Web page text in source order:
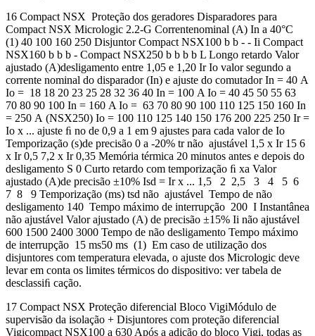
16 Compact NSX Proteção dos geradores Disparadores para
Compact NSX Micrologic 2.2-G Correntenominal (A) In a 40°C
(1) 40 100 160 250 Disjuntor Compact NSX100 b b - - Ii Compact
NSX160 b b b - Compact NSX250 b b b b L Longo retardo Valor
ajustado (A)desligamento entre 1,05 e 1,20 Ir Io valor segundo a
corrente nominal do disparador (In) e ajuste do comutador In = 40 A
Io = 18 18 20 23 25 28 32 36 40 In = 100 A Io = 40 45 50 55 63
70 80 90 100 In = 160 A Io = 63 70 80 90 100 110 125 150 160 In
= 250 A (NSX250) Io = 100 110 125 140 150 176 200 225 250 Ir =
Io x ... ajuste ﬁ no de 0,9 a 1 em 9 ajustes para cada valor de Io
Temporização (s)de precisão 0 a -20% tr não ajustável 1,5 x Ir 15 6
x Ir 0,5 7,2 x Ir 0,35 Memória térmica 20 minutos antes e depois do
desligamento S 0 Curto retardo com temporização ﬁ xa Valor
ajustado (A)de precisão ±10% Isd = Ir x ... 1,5 2 2,5 3 4 5 6
7 8 9 Temporização (ms) tsd não ajustável Tempo de não
desligamento 140 Tempo máximo de interrupção 200 I Instantânea
não ajustável Valor ajustado (A) de precisão ±15% Ii não ajustável
600 1500 2400 3000 Tempo de não desligamento Tempo máximo
de interrupção 15 ms50 ms (1) Em caso de utilização dos
disjuntores com temperatura elevada, o ajuste dos Micrologic deve
levar em conta os limites térmicos do dispositivo: ver tabela de
desclassiﬁ cação.
17 Compact NSX Proteção diferencial Bloco VigiMódulo de
supervisão da isolação + Disjuntores com proteção diferencial
Vigicompact NSX100 a 630 Após a adição do bloco Vigi, todas as